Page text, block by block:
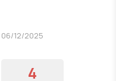
12/2025
4